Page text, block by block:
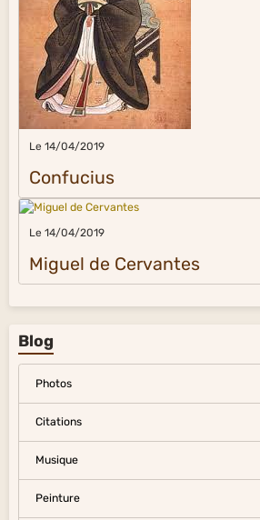
Le 14/04/2019
Confucius
Le 14/04/2019
Miguel de Cervantes
Blog
Photos
Citations
Musique
Peinture